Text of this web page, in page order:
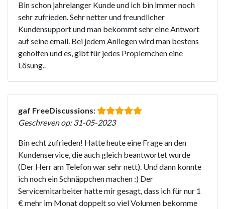
Bin schon jahrelanger Kunde und ich bin immer noch
sehr zufrieden. Sehr netter und freundlicher
Kundensupport und man bekommt sehr eine Antwort
auf seine email. Bei jedem Anliegen wird man bestens
geholfen und es, gibt für jedes Proplemchen eine
Lösung..
gaf FreeDiscussions:
Geschreven op: 31-05-2023
Bin echt zufrieden! Hatte heute eine Frage an den
Kundenservice, die auch gleich beantwortet wurde
(Der Herr am Telefon war sehr nett). Und dann konnte
ich noch ein Schnäppchen machen :) Der
Servicemitarbeiter hatte mir gesagt, dass ich für nur 1
€ mehr im Monat doppelt so viel Volumen bekomme